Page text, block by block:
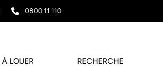
0800 11 110
À LOUER RECHERCHE